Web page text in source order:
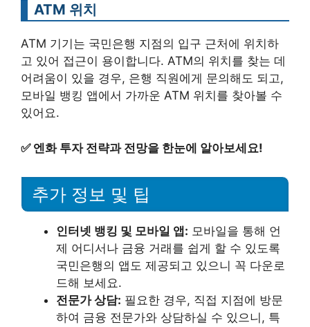
ATM 위치
ATM 기기는 국민은행 지점의 입구 근처에 위치하
고 있어 접근이 용이합니다. ATM의 위치를 찾는 데
어려움이 있을 경우, 은행 직원에게 문의해도 되고,
모바일 뱅킹 앱에서 가까운 ATM 위치를 찾아볼 수
있어요.
✅ 엔화 투자 전략과 전망을 한눈에 알아보세요!
추가 정보 및 팁
인터넷 뱅킹 및 모바일 앱: 모바일을 통해 언
제 어디서나 금융 거래를 쉽게 할 수 있도록
국민은행의 앱도 제공되고 있으니 꼭 다운로
드해 보세요.
전문가 상담: 필요한 경우, 직접 지점에 방문
하여 금융 전문가와 상담하실 수 있으니, 특